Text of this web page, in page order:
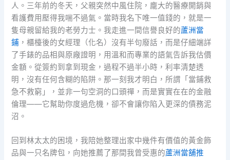
人。三年前的冬天，父親突然中風住院，龐大的醫療開銷與
看護費用壓得我喘不過氣。當時我名下唯一值錢的，就是一
隻母親留給我的老勞力士。我走進一間信譽良好的蘆洲當
鋪 ，櫃檯後的女經理（化名）沒有半句廢話，而是仔細端詳
了手錶的品相與原廠證明，用溫和而專業的語氣告訴我估價
金額。從簽約到拿到現金，過程不過半小時，利率清楚透
明，沒有任何含糊的陷阱。那一刻我才明白，所謂「當鋪救
急不救窮」，並非一句空洞的口頭禪，而是實實在在的金融
倫理——它幫助你度過危機，卻不會讓你陷入更深的債務泥
沼。
回到林太太的困境，我陪她整理出家中幾件有價值的黃金飾
品與一只名牌包，向她推薦了那間我曾受惠的蘆洲當舖推